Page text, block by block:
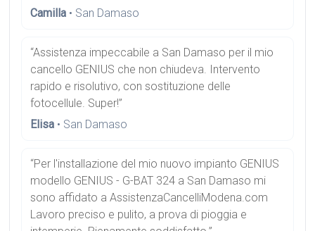
Camilla • San Damaso
“Assistenza impeccabile a San Damaso per il mio
cancello GENIUS che non chiudeva. Intervento
rapido e risolutivo, con sostituzione delle
fotocellule. Super!”
Elisa • San Damaso
“Per l'installazione del mio nuovo impianto GENIUS
modello GENIUS - G-BAT 324 a San Damaso mi
sono affidato a AssistenzaCancelliModena.com
Lavoro preciso e pulito, a prova di pioggia e